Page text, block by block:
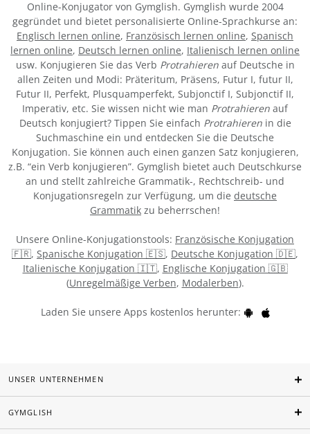
Online-Konjugator von Gymglish. Gymglish wurde 2004
gegründet und bietet personalisierte Online-Sprachkurse an:
Englisch lernen online, Französisch lernen online, Spanisch
lernen online, Deutsch lernen online, Italienisch lernen online
usw. Konjugieren Sie das Verb Protrahierenauf Deutsche in
allen Zeiten und Modi: Präteritum, Präsens, Futur I, futur II,
Futur II, Perfekt, Plusquamperfekt, Subjonctif I, Subjonctif II,
Imperativ, etc. Sie wissen nicht wie man Protrahieren auf
Deutsch konjugiert? Tippen Sie einfach Protrahierenin die
Suchmaschine ein und entdecken Sie die Deutsche
Konjugation. Sie können auch einen ganzen Satz konjugieren,
z.B. “ein Verb konjugieren”. Gymglish bietet auch Deutschkurse
an und stellt zahlreiche Grammatik-, Rechtschreib- und
Konjugationsregeln zur Verfügung, um die deutsche
Grammatik zu beherrschen!
Unsere Online-Konjugationstools: Französische Konjugation
🇫🇷, Spanische Konjugation 🇪🇸, Deutsche Konjugation 🇩🇪,
Italienische Konjugation 🇮🇹, Englische Konjugation 🇬🇧
(Unregelmäßige Verben, Modalerben).
Laden Sie unsere Apps kostenlos herunter:
UNSER UNTERNEHMEN
GYMGLISH